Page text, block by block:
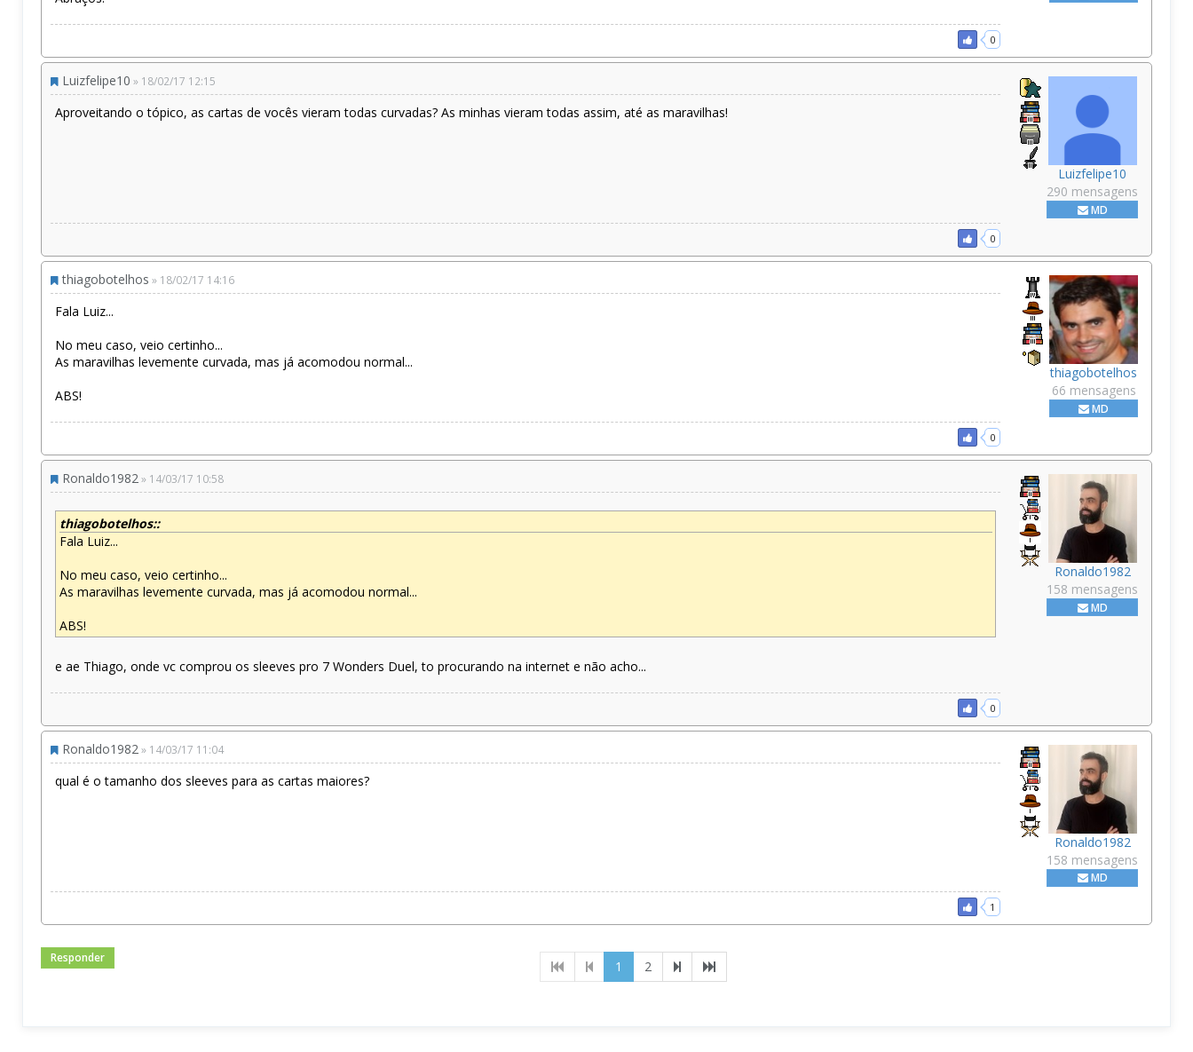
0
Luizfelipe10
290 mensagens
MD
Luizfelipe10 » 18/02/17 12:15
Aproveitando o tópico, as cartas de vocês vieram todas curvadas? As minhas vieram todas assim, até as maravilhas!
0
thiagobotelhos
66 mensagens
MD
thiagobotelhos » 18/02/17 14:16
Fala Luiz...
No meu caso, veio certinho...
As maravilhas levemente curvada, mas já acomodou normal...
ABS!
0
Ronaldo1982
158 mensagens
MD
Ronaldo1982» 14/03/17 10:58
thiagobotelhos::
Fala Luiz...
No meu caso, veio certinho...
As maravilhas levemente curvada, mas já acomodou normal...
ABS!
e ae Thiago, onde vc comprou os sleeves pro 7 Wonders Duel, to procurando na internet e não acho...
0
Ronaldo1982
158 mensagens
MD
Ronaldo1982» 14/03/17 11:04
qual é o tamanho dos sleeves para as cartas maiores?
1
Responder
1 (current)
2